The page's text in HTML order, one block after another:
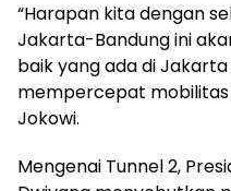
“Harapan kita dengan
Jakarta-Bandung ini
baik yang ada di
mempercepat mobilitas
Jokowi.
Mengenai Tunnel 2,